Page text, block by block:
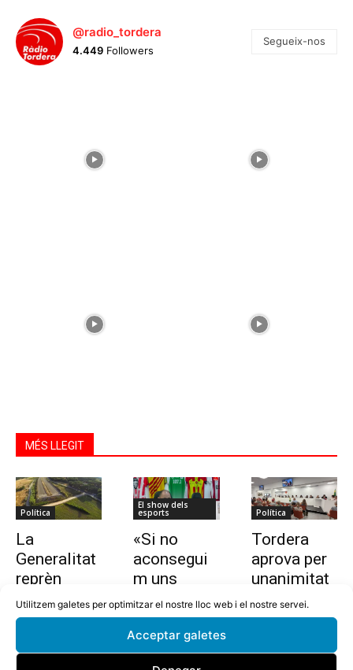
Utilitzem galetes per optimitzar el nostre lloc web i el nostre servei.
Acceptar galetes
@radio_tordera
4.449 Followers
Segueix-nos
MÉS LLEGIT
Política
La
Generalitat
reprèn
l’estudi per
allargar la
Tordera
El show dels
esports
«Si no
aconsegui
m uns
10.000
euros en
dues
setmanes,
Política
Tordera
aprova per
unanimitat
la nova
ordenança i
nt del